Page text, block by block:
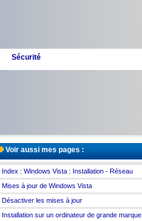
Sécurité
Voir aussi mes pages :
Index : Windows Vista : Installation - Réseau
Mises à jour de Windows Vista
Désactiver les mises à jour
Installation sur un ordinateur de grande marque